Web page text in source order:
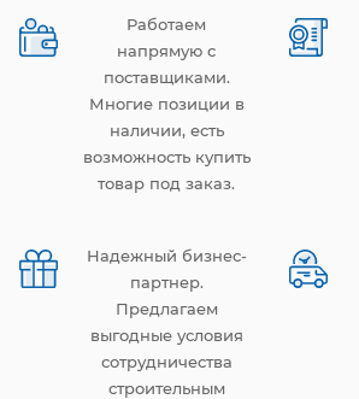
Работаем
напрямую с
поставщиками.
Многие позиции в
наличии, есть
возможность купить
товар под заказ.
Надежный бизнес-
партнер.
Предлагаем
выгодные условия
сотрудничества
строительным